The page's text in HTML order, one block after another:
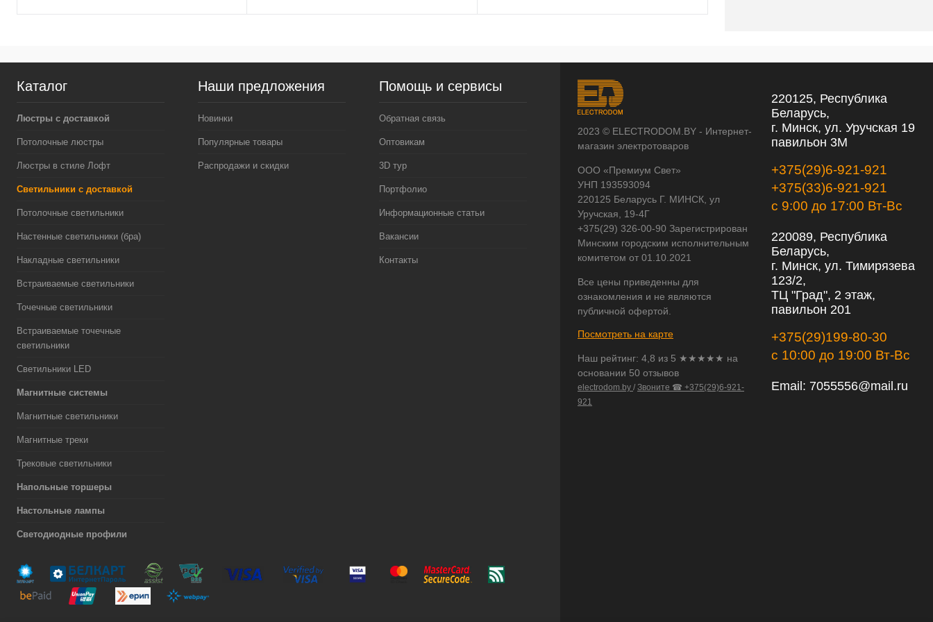
Каталог
Люстры с доставкой
Потолочные люстры
Люстры в стиле Лофт
Светильники с доставкой
Потолочные светильники
Настенные светильники (бра)
Накладные светильники
Встраиваемые светильники
Точечные светильники
Встраиваемые точечные
светильники
Светильники LED
Магнитные системы
Магнитные светильники
Магнитные треки
Трековые светильники
Напольные торшеры
Настольные лампы
Светодиодные профили
Наши предложения
Новинки
Популярные товары
Распродажи и скидки
Помощь и сервисы
Обратная связь
Оптовикам
3D тур
Портфолио
Информационные статьи
Вакансии
Контакты
2023 © ELECTRODOM.BY - Интернет-
магазин электротоваров
ООО «Премиум Свет»
УНП 193593094
220125 Беларусь Г. МИНСК, ул
Уручская, 19-4Г
+375(29) 326-00-90 Зарегистрирован
Минским городским исполнительным
комитетом от 01.10.2021
Все цены приведенны для
ознакомления и не являются
публичной офертой.
Посмотреть на карте
Наш рейтинг: 4,8 из 5 ★★★★★ на
основании 50 отзывов
electrodom.by / Звоните ☎ +375(29)6-921-
921
220125, Республика
Беларусь,
г. Минск, ул. Уручская 19
павильон 3М
+375(29)6-921-921
+375(33)6-921-921
с 9:00 до 17:00 Вт-Вс
220089, Республика
Беларусь,
г. Минск, ул. Тимирязева
123/2,
ТЦ "Град", 2 этаж,
павильон 201
+375(29)199-80-30
с 10:00 до 19:00 Вт-Вс
Email: 7055556@mail.ru